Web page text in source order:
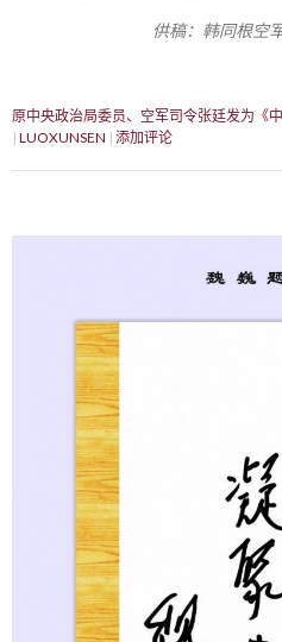
供稿：韩同根
原中央政治局委员、空军司令张廷发为《
LUOXUNSEN 添加评论